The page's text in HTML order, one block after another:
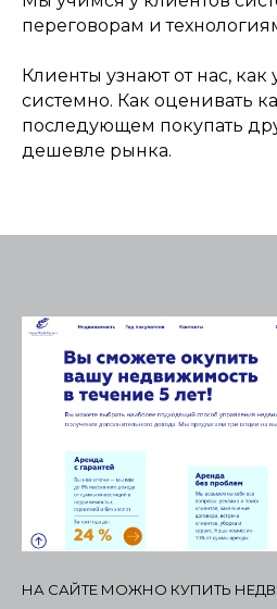
переговорам и
Клиенты узнают от нас, как
системно. Как оценивать
последующем покупать
дешевле рынка.
НА САЙТЕ МОЖНО КУПИТЬ